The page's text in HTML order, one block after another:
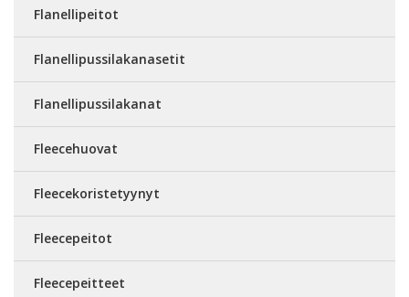
Flanellipeitot
Flanellipussilakanasetit
Flanellipussilakanat
Fleecehuovat
Fleecekoristetyynyt
Fleecepeitot
Fleecepeitteet